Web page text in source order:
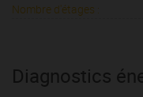
Nombre d'étages :
Diagnostics